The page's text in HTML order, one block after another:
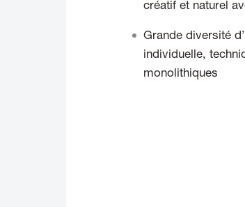
créatif et naturel
Grande diversité
individuelle,
monolithiques